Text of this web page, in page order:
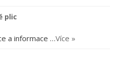
plic
a informace …Více »